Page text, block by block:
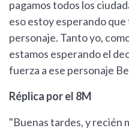
pagamos todos los
eso estoy esperando
personaje. Tanto yo,
estamos esperando el
fuerza a ese personaje
Réplica por el 8M
"Buenas tardes, y recién